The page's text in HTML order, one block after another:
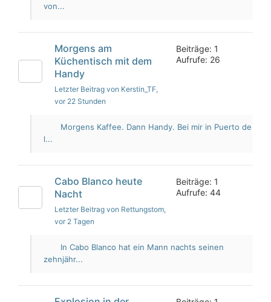
von...
Morgens am
Küchentisch mit dem
Handy
Letzter Beitrag von Kerstin_TF,
vor 22 Stunden
Beiträge: 1
Aufrufe: 26
Morgens Kaffee. Dann Handy. Bei mir in Puerto de
l...
Cabo Blanco heute
Nacht
Letzter Beitrag von Rettungstom,
vor 2 Tagen
Beiträge: 1
Aufrufe: 44
In Cabo Blanco hat ein Mann nachts seinen
zehnjähr...